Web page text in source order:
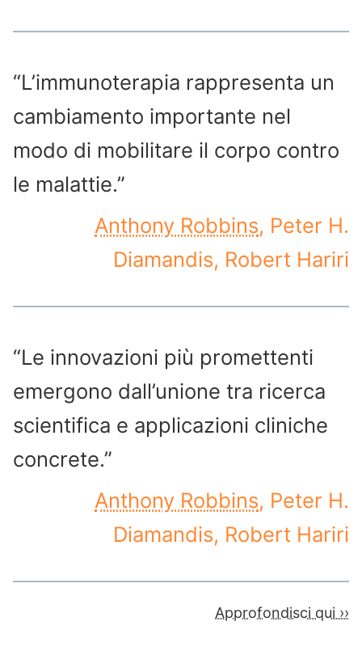
“L’immunoterapia rappresenta un
cambiamento importante nel
modo di mobilitare il corpo contro
le malattie.”
Anthony Robbins, Peter H.
Diamandis, Robert Hariri
“Le innovazioni più promettenti
emergono dall’unione tra ricerca
scientifica e applicazioni cliniche
concrete.”
Anthony Robbins, Peter H.
Diamandis, Robert Hariri
Approfondisci qui ››